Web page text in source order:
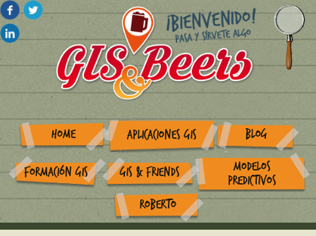
HOME APLICACIONES GIS BLOG
FORMACIÓN GIS GIS & FRIENDS
MODELOS
PREDICTIVOS
ROBERTO